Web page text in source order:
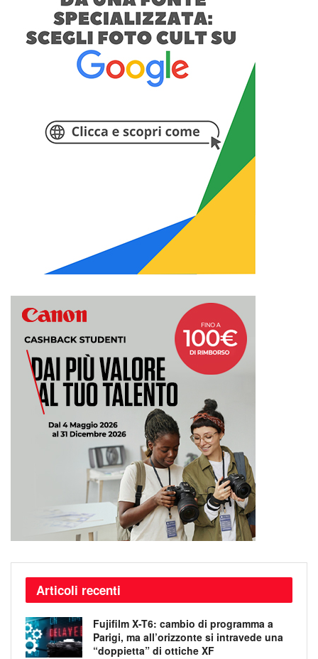
Articoli recenti
Fujifilm X-T6: cambio di programma a
Parigi, ma all’orizzonte si intravede una
“doppietta” di ottiche XF